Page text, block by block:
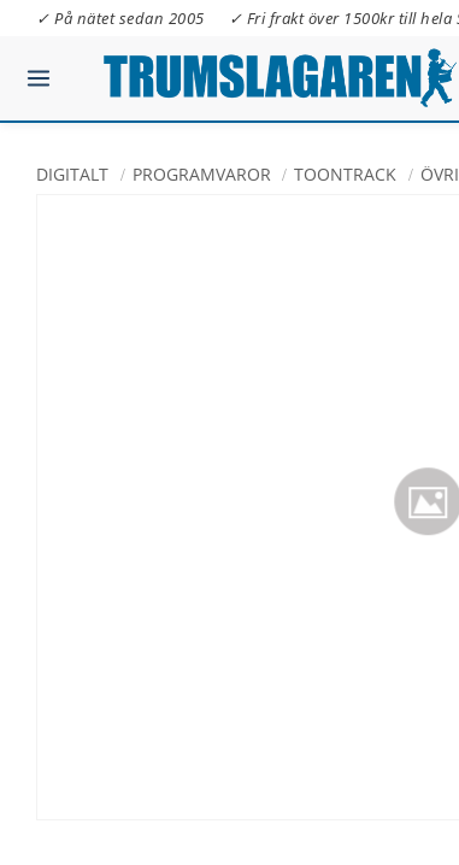
✓ På nätet sedan 2005 ✓ Fri frakt över 1500kr till hela
DIGITALT PROGRAMVAROR TOONTRACK